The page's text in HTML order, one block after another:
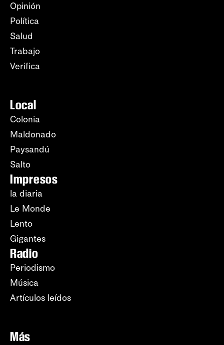
Opinión
Política
Salud
Trabajo
Verifica
Local
Colonia
Maldonado
Paysandú
Salto
Impresos
la diaria
Le Monde
Lento
Gigantes
Radio
Periodismo
Música
Artículos leídos
Más